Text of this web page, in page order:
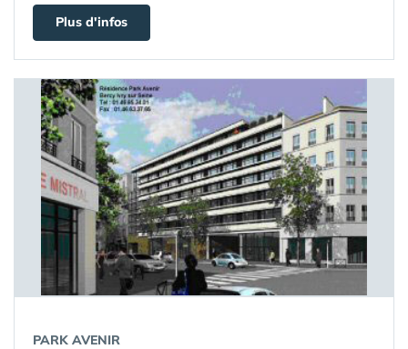
Plus d'infos
PARK AVENIR